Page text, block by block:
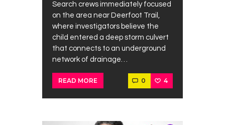
Search crews immediately focused
on the area near Deerfoot Trail,
where investigators believe the
child entered a deep storm culvert
that connects to an underground
network of drainage…
READ MORE 0 4